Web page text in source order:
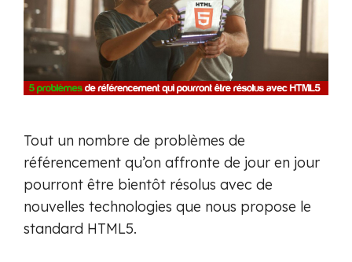
Tout un nombre de problèmes de
référencement qu’on affronte de jour en jour
pourront être bientôt résolus avec de
nouvelles technologies que nous propose le
standard HTML5.